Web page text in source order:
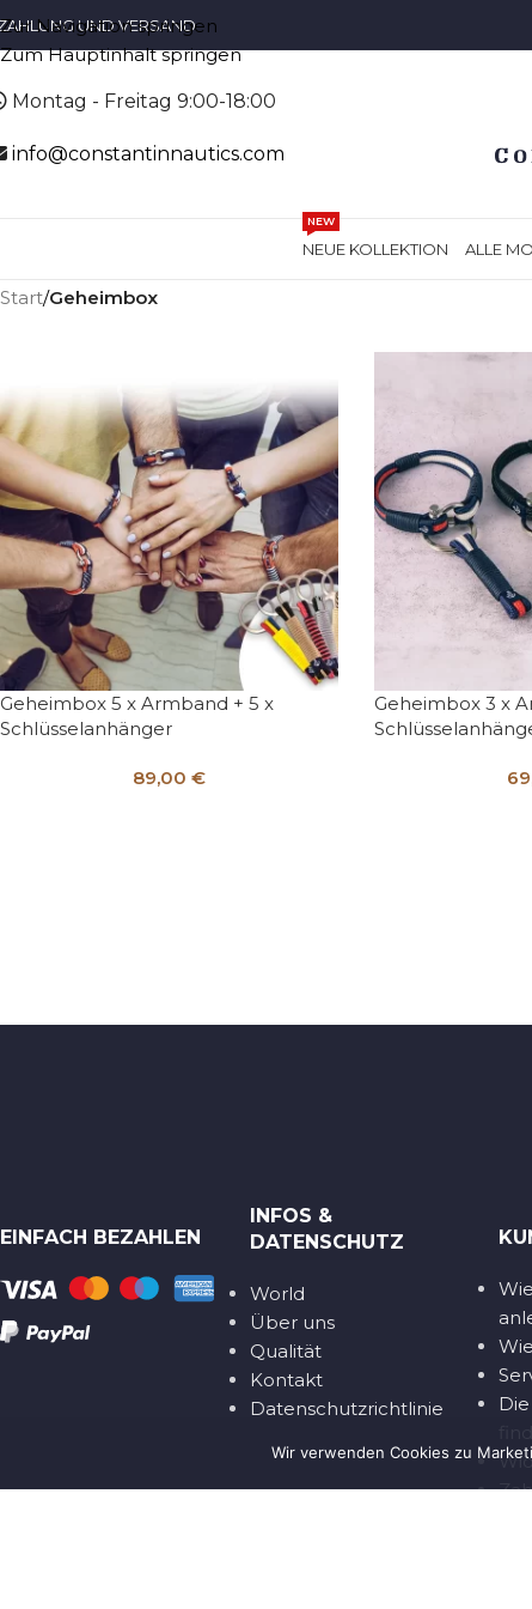
Zur Navigation springen
Zum Hauptinhalt springen
UND VERSAND
Montag - Freitag 9:00-18:00
info@constantinnautics.com
NEUE KOLLEKTION
NEW
ALLE
Start/Geheimbox
Geheimbox 5 x Armband + 5 x
Schlüsselanhänger
89,00 €
Geheimbox 3 x
EINFACH BEZAHLEN
INFOS &
DATENSCHUTZ
World
Über uns
Qualität
Kontakt
Datenschutzrichtlinie
Wir verwenden Cookies zu